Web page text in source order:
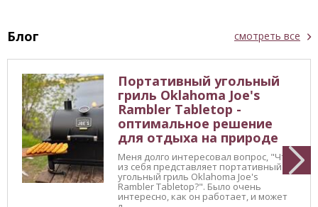
Блог смотреть все
Портативный угольный
гриль Oklahoma Joe's
Rambler Tabletop -
оптимальное решение
для отдыха на природе
Меня долго интересовал вопрос, "Что
из себя представляет портативный
угольный гриль Oklahoma Joe's
Rambler Tabletop?". Было очень
интересно, как он работает, и может